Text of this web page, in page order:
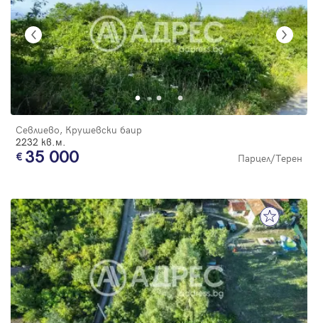
Севлиево, Крушевски баир
2232 кв.м.
35 000 Парцел/Терен